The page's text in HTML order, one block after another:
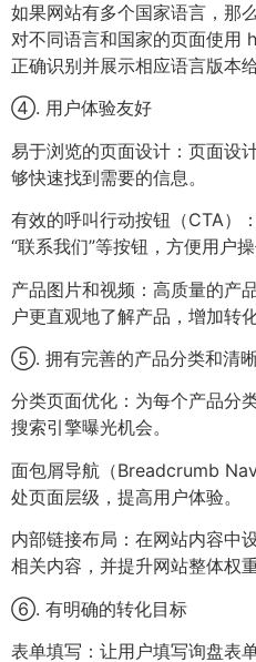
如果网站有多个国家语言，那
对不同语言和国家的页面使用
正确识别并展示相应语言版本
④. 用户体验友好
易于浏览的页面设计：页面设
够快速找到需要的信息。
有效的呼叫行动按钮（CTA）
“联系我们”等按钮，方便用户
产品图片和视频：高质量的产
户更直观地了解产品，增加转化
⑤. 拥有完善的产品分类和清
分类页面优化：为每个产品分
搜索引擎曝光机会。
面包屑导航（Breadcrumb
处页面层级，提高用户体验。
内部链接布局：在网站内容中
相关内容，并提升网站整体权重
⑥. 有明确的转化目标
表单填写：让用户填写询盘表